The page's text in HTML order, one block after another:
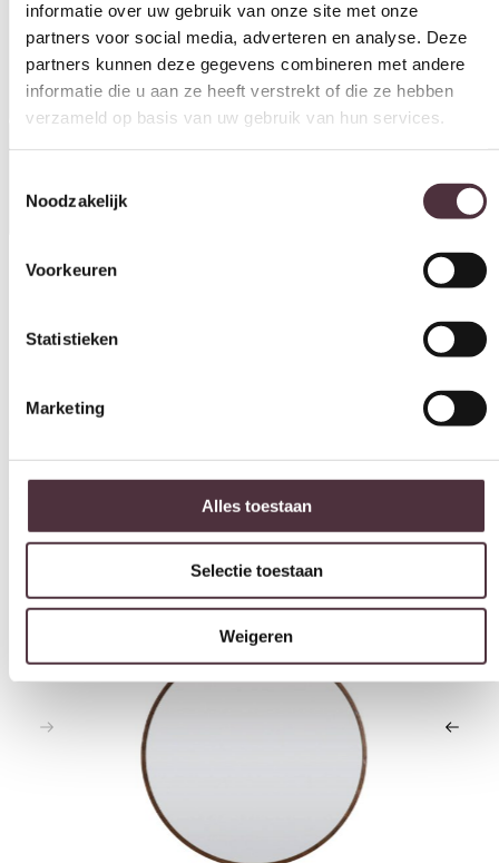
informatie die u aan ze heeft verstrekt of die ze hebben
verzameld op basis van uw gebruik van hun services.
Toestemmingsselectie
Noodzakelijk
Onderhoud en beschermingsmiddel
Ruim2500m2 showroom
Interessant voor jou